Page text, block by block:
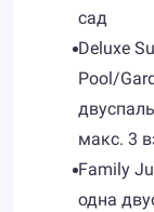
сад
Deluxe
Pool/
макс. 3
Family
одна